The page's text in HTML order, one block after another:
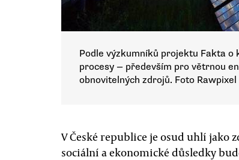
Podle výzkumníků projektu Fakta
procesy — především pro větrnou
obnovitelných zdrojů. Foto Rawpixel
V České republice je osud uhlí jako
sociální a ekonomické důsledky